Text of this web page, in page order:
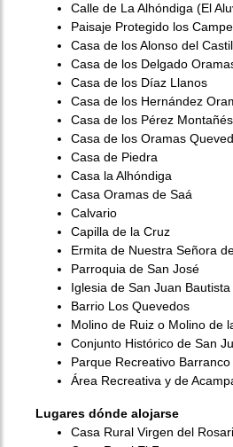
Calle de La Alhóndiga (El
Paisaje Protegido los
Casa de los Alonso del
Casa de los Delgado
Casa de los Díaz Llanos
Casa de los Hernández
Casa de los Pérez Montañés
Casa de los Oramas
Casa de Piedra
Casa la Alhóndiga
Casa Oramas de Saá
Calvario
Capilla de la Cruz
Ermita de Nuestra Señora
Parroquia de San José
Iglesia de San Juan Bautista
Barrio Los Quevedos
Molino de Ruiz o Molino de
Conjunto Histórico de San
Parque Recreativo
Área Recreativa y de
Lugares dónde alojarse
Casa Rural Virgen del